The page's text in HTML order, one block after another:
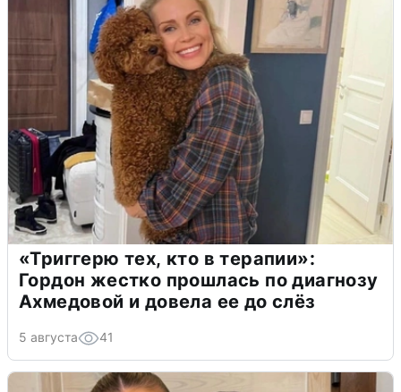
«Триггерю тех, кто в терапии»:
Гордон жестко прошлась по диагнозу
Ахмедовой и довела ее до слёз
5 августа 41